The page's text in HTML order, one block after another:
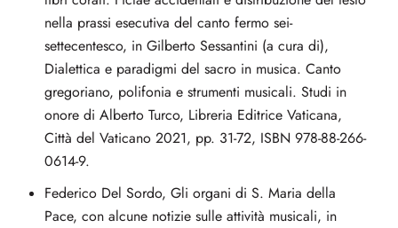
nella prassi esecutiva del canto fermo sei-
settecentesco, in Gilberto Sessantini (a cura di),
Dialettica e paradigmi del sacro in musica. Canto
gregoriano, polifonia e strumenti musicali. Studi in
onore di Alberto Turco, Libreria Editrice Vaticana,
Città del Vaticano 2021, pp. 31-72, ISBN 978-88-266-
0614-9.
Federico Del Sordo, Gli organi di S. Maria della
Pace, con alcune notizie sulle attività musicali, in